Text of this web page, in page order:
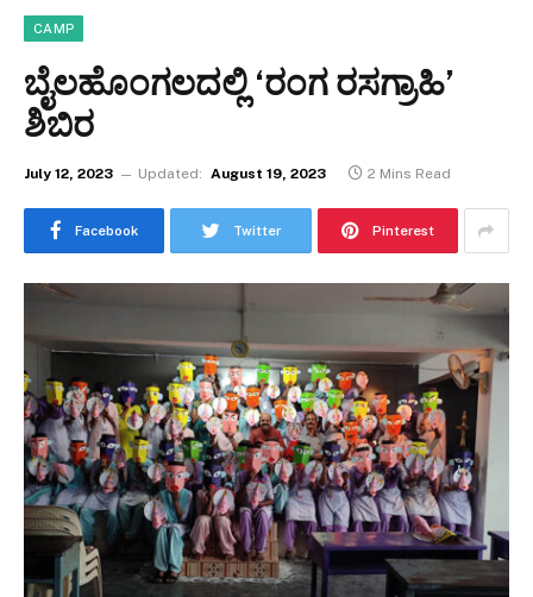
CAMP
ಬೈಲಹೊಂಗಲದಲ್ಲಿ ‘ರಂಗ ರಸಗ್ರಾಹಿ’
ಶಿಬಿರ
July 12, 2023 Updated: August 19, 2023 2 Mins Read
Facebook Twitter Pinterest